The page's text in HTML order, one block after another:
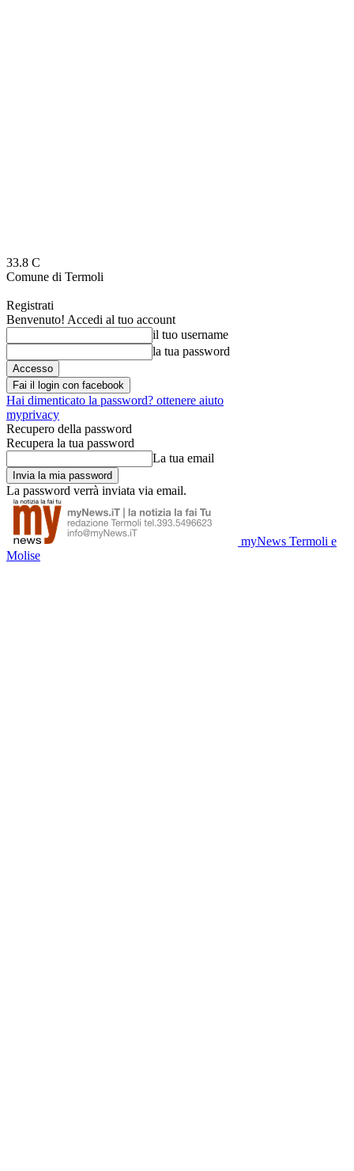
33.8 C
Comune di Termoli
Registrati
Benvenuto! Accedi al tuo account
il tuo username
la tua password
Fai il login con facebook
Hai dimenticato la password? ottenere aiuto
myprivacy
Recupero della password
Recupera la tua password
La tua email
La password verrà inviata via email.
myNews Termoli e
Molise